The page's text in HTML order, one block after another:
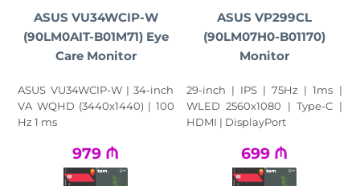
ASUS VU34WCIP-W
(90LM0AIT-B01M71) Eye
Care Monitor
ASUS VU34WCIP-W | 34-inch
VA WQHD (3440x1440) | 100
Hz 1 ms
979 ₼
ASUS VP299CL
(90LM07H0-B01170)
Monitor
29-inch | IPS | 75Hz | 1ms |
WLED 2560x1080 | Type-C |
HDMI | DisplayPort
699 ₼